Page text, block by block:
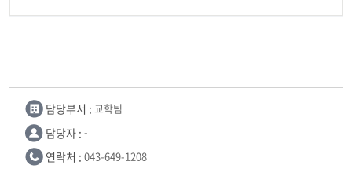
담당부서 : 교학팀
담당자 : -
연락처 : 043-649-1208